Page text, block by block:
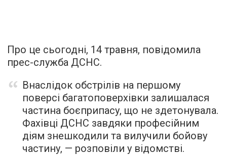
Про це сьогодні, 14 травня, повідомила
прес-служба ДСНС.
Внаслідок обстрілів на першому
поверсі багатоповерхівки залишалася
частина боєприпасу, що не здетонувала.
Фахівці ДСНС завдяки професійним
діям знешкодили та вилучили бойову
частину, — розповіли у відомстві.